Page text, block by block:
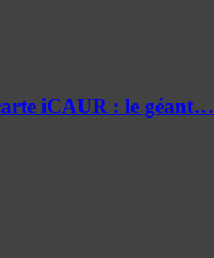
iCAUR : le géant…